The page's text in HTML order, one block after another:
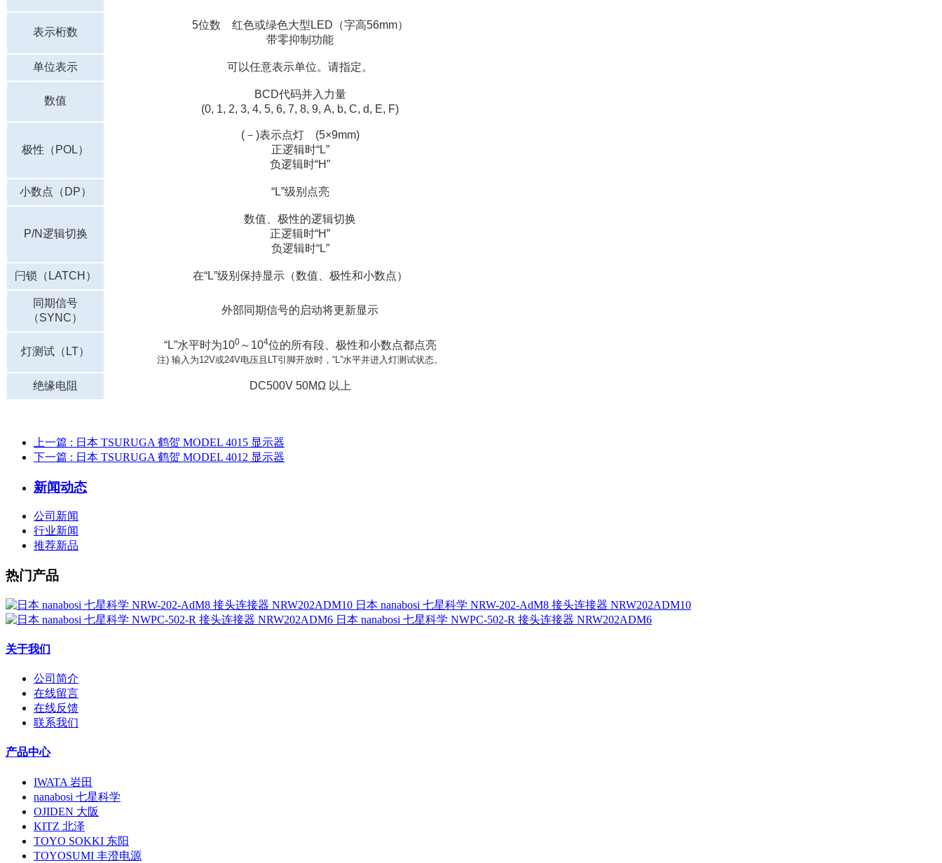
表示桁数
5位数 红色或绿色大型LED（字高56mm）
带零抑制功能
单位表示 可以任意表示单位。请指定。
数值
BCD代码并入力量
(0, 1, 2, 3, 4, 5, 6, 7, 8, 9, A, b, C, d, E, F)
极性（POL）
(－)表示点灯 (5×9mm)
正逻辑时“L”
负逻辑时“H”
小数点（DP） “L”级别点亮
P/N逻辑切换
数值、极性的逻辑切换
正逻辑时“H”
负逻辑时“L”
闩锁（LATCH） 在“L”级别保持显示（数值、极性和小数点）
同期信号
（SYNC）
外部同期信号的启动将更新显示
灯测试（LT）
“L”水平时为100～104位的所有段、极性和小数点都点亮
注) 输入为12V或24V电压且LT引脚开放时，“L”水平并进入灯测试状态。
绝缘电阻 DC500V 50MΩ 以上
上一篇 : 日本 TSURUGA 鹤贺 MODEL 4015 显示器
下一篇 : 日本 TSURUGA 鹤贺 MODEL 4012 显示器
新闻动态
公司新闻
行业新闻
推荐新品
热门产品
日本 nanabosi 七星科学 NRW-202-AdM8 接头连接器 NRW202ADM10
日本 nanabosi 七星科学 NWPC-502-R 接头连接器 NRW202ADM6
关于我们
公司简介
在线留言
在线反馈
联系我们
产品中心
IWATA 岩田
nanabosi 七星科学
OJIDEN 大阪
KITZ 北泽
TOYO SOKKI 东阳
TOYOSUMI 丰澄电源